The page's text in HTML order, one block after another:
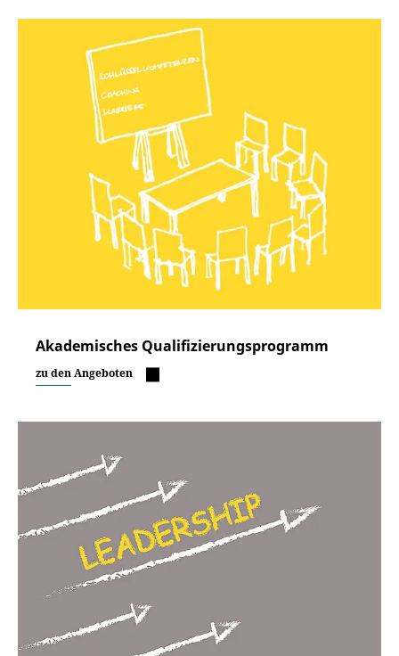
Akademisches Qualifizierungsprogramm
zu den Angeboten